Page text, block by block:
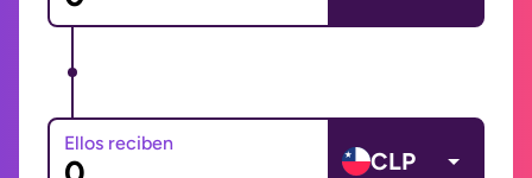
Ellos reciben
CLP